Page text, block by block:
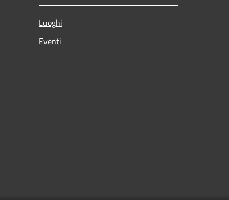
Luoghi
Eventi